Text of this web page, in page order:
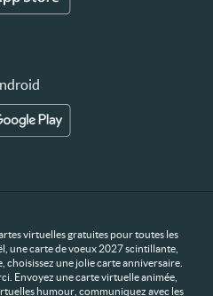
virtuelles gratuites pour toutes les
une carte de voeux 2027 scintillante,
une jolie carte anniversaire.
Envoyez une carte virtuelle animée,
humour, communiquez avec les